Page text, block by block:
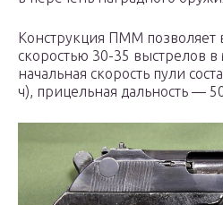
Конструкция ПММ позволяет
скоростью 30-35 выстрелов
начальная скорость пули
ч), прицельная дальность —